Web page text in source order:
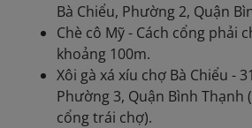
Bà Chiểu, Phường 2, Quận
Chè cô Mỹ - Cách cổng phải
khoảng 100m.
Xôi gà xá xíu chợ Bà Chiểu -
Phường 3, Quận Bình Thạnh
cổng trái chợ).